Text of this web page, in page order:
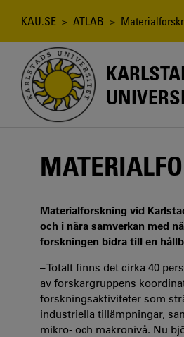
Länkstig
KAU.SE > ATLAB >
Materialforskning vid
och i nära samverkan med
forskningen bidra till en
– Totalt finns det cirka 40
av forskargruppens
forskningsaktiviteter som
industriella tillämpningar,
mikro- och makronivå. Nu